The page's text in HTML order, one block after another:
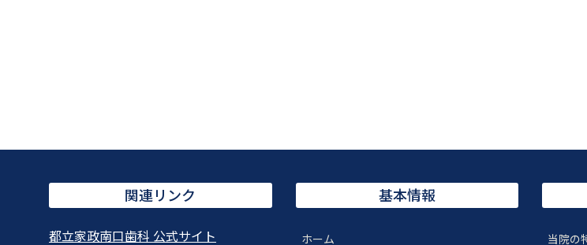
関連リンク
都立家政南口歯科 公式サイト
基本情報
ホーム 当院の